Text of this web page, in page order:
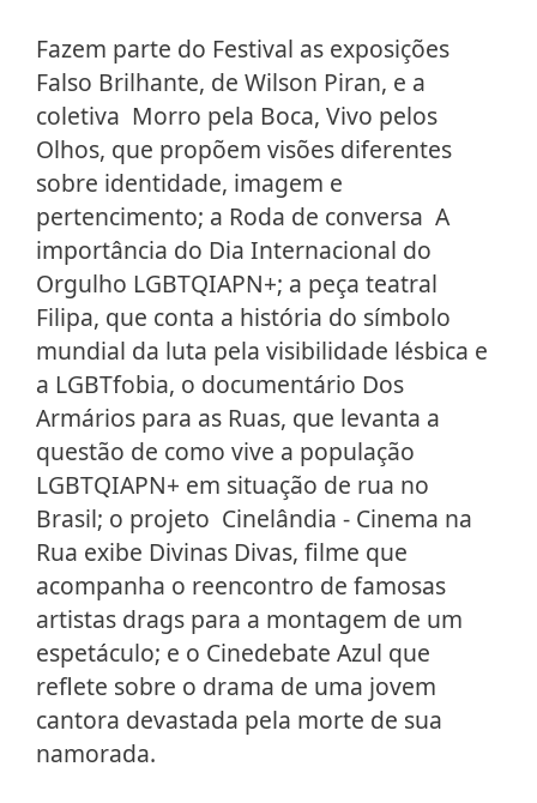
Fazem parte do Festival as exposições
Falso Brilhante, de Wilson Piran, e a
coletiva Morro pela Boca, Vivo pelos
Olhos, que propõem visões diferentes
sobre identidade, imagem e
pertencimento; a Roda de conversa A
importância do Dia Internacional do
Orgulho LGBTQIAPN+; a peça teatral
Filipa, que conta a história do símbolo
mundial da luta pela visibilidade lésbica e
a LGBTfobia, o documentário Dos
Armários para as Ruas, que levanta a
questão de como vive a população
LGBTQIAPN+ em situação de rua no
Brasil; o projeto Cinelândia - Cinema na
Rua exibe Divinas Divas, filme que
acompanha o reencontro de famosas
artistas drags para a montagem de um
espetáculo; e o Cinedebate Azul que
reflete sobre o drama de uma jovem
cantora devastada pela morte de sua
namorada.